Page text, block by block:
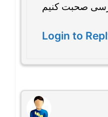
Login to